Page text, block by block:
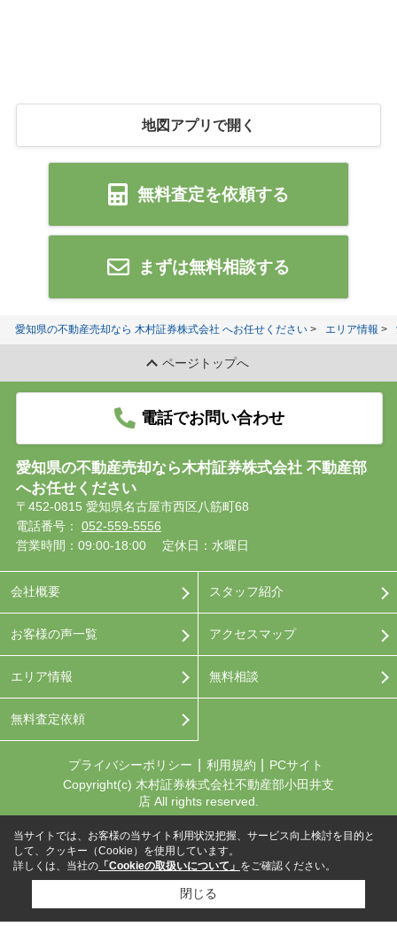
地図アプリで開く
無料査定を依頼する
まずは無料相談する
愛知県の不動産売却なら 木村証券株式会社 へお任せください エリア情報
ページトップへ
電話でお問い合わせ
愛知県の不動産売却なら木村証券株式会社 不動産部
へお任せください
〒452-0815 愛知県名古屋市西区八筋町68
電話番号： 052-559-5556
営業時間：09:00-18:00
定休日：水曜日
会社概要
お客様の声一覧
エリア情報
無料査定依頼
スタッフ紹介
アクセスマップ
無料相談
プライバシーポリシー 利用規約
PCサイト
Copyright(c) 木村証券株式会社不動産部小田井支
店 All rights reserved.
当サイトでは、お客様の当サイト利用状況把握、サービス向上検討を目的と
して、クッキー（Cookie）を使用しています。
詳しくは、当社の 「Cookieの取扱いについて」 をご確認ください。
閉じる